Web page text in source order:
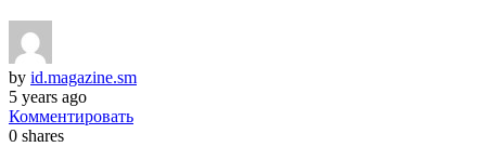
by id.magazine.sm
5 years ago
Комментировать
0 shares